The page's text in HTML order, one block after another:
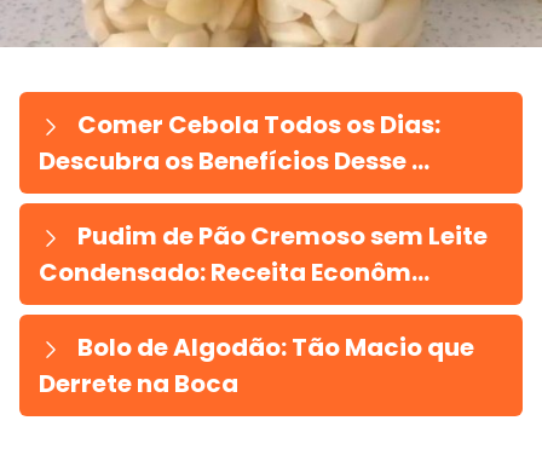
Comer Cebola Todos os Dias:
Descubra os Benefícios Desse ...
Pudim de Pão Cremoso sem Leite
Condensado: Receita Econôm...
Bolo de Algodão: Tão Macio que
Derrete na Boca